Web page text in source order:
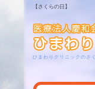
【さくらの日】
ひまわりクリニックのさ